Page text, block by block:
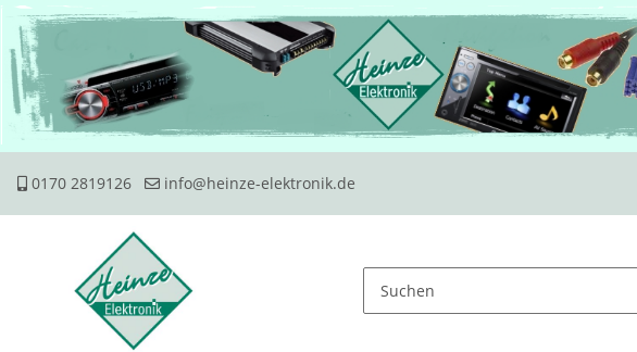
0170 2819126 info@heinze-elektronik.de